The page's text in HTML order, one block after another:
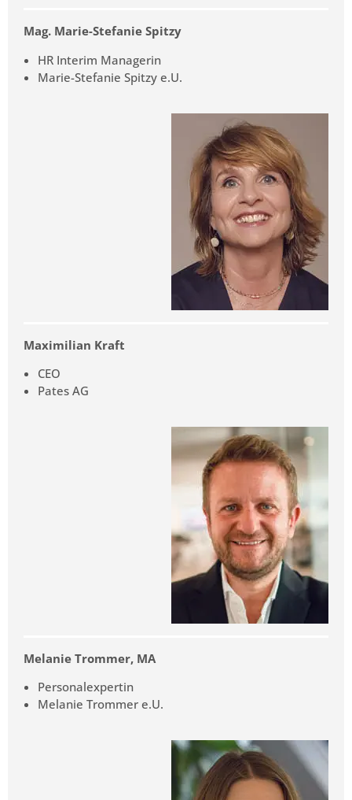
Mag. Marie-Stefanie Spitzy
HR Interim Managerin
Marie-Stefanie Spitzy e.U.
Maximilian Kraft
CEO
Pates AG
Melanie Trommer, MA
Personalexpertin
Melanie Trommer e.U.